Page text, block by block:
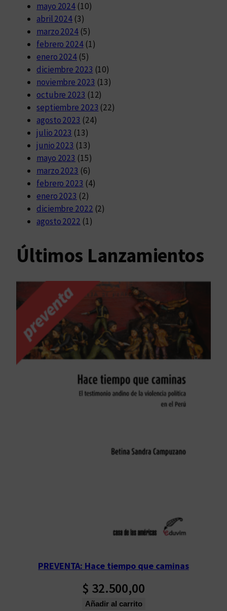
mayo 2024 (10)
abril 2024 (3)
marzo 2024 (5)
febrero 2024(1)
enero 2024 (5)
diciembre 2023 (10)
noviembre 2023 (13)
octubre 2023 (12)
septiembre 2023 (22)
agosto 2023 (24)
julio 2023 (13)
junio 2023 (13)
mayo 2023 (15)
marzo 2023 (6)
febrero 2023 (4)
enero 2023 (2)
diciembre 2022 (2)
agosto 2022 (1)
Últimos Lanzamientos
PREVENTA: Hace tiempo que caminas
$ 32.500,00
Añadir al carrito